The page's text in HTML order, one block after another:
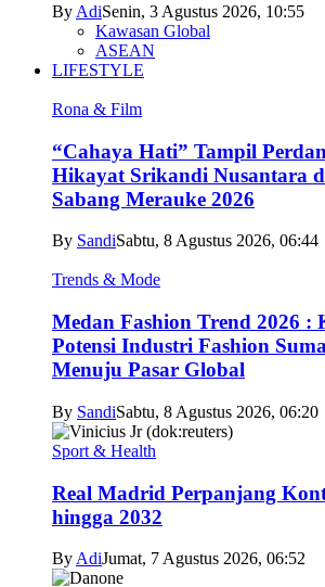
By AdiSenin, 3 Agustus 2026, 10:55
Kawasan Global
ASEAN
LIFESTYLE
Rona & Film
“Cahaya Hati” Tampil
Hikayat Srikandi Nusantara
Sabang Merauke 2026
By SandiSabtu, 8 Agustus 2026, 06:44
Trends & Mode
Medan Fashion Trend 2026 :
Potensi Industri Fashion
Menuju Pasar Global
By SandiSabtu, 8 Agustus 2026, 06:20
Sport & Health
Real Madrid Perpanjang
hingga 2032
By AdiJumat, 7 Agustus 2026, 06:52